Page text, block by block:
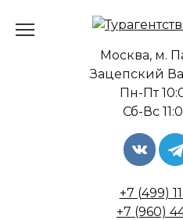
Москва, м.
Зацепский
Пн-Пт
Сб-Вс
+7 (499)
+7 (960)